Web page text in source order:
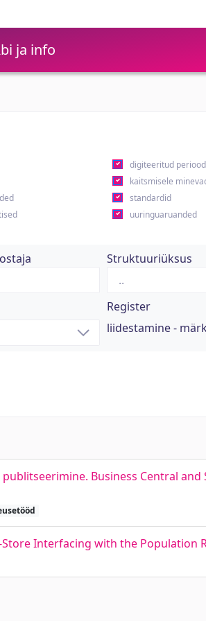
ja info
digiteeritud
kaitsmisele
standardid
uuringuaruanded
Struktuuriüksus
Register
liidestamine -
Business Central
Interfacing with the Population